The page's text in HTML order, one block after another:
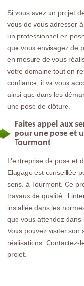
Si vous avez un projet
vous de vous adresser à
un professionnel en
que vous envisagez de
en mesure de vous
votre domaine tout en
confiance, il va vous
ainsi que dans les
une pose de clôture.
Faites appel aux
pour une pose et
Tourmont
L’entreprise de pose et
Elagage est conseillée
sens. à Tourmont. Ce
travaux de qualité. Il
installée dans les
que vous attendez dans
Vous pouvez visiter son
réalisations. Contactez-
projet.